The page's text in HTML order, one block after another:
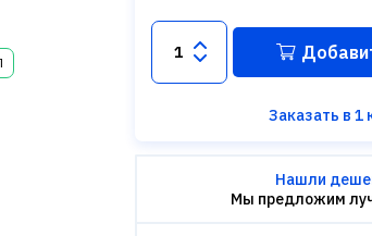
Заказать в 1
Нашли
Мы предложим